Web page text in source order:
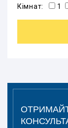
Кімнат: 1